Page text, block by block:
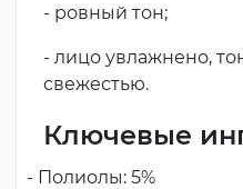
- ровный тон;
- лицо увлажнено,
свежестью.
Ключевые
- Полиолы: 5%